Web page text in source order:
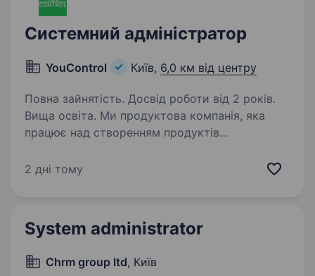
Системний адміністратор
YouControl Київ, 6,0 км від центру
Повна зайнятість. Досвід роботи від 2 років.
Вища освіта. Ми продуктова компанія, яка
працює над створенням продуктів
Допомагаємо бізнесу уникнути фінансових
2 дні тому
System administrator
Chrm group ltd, Київ